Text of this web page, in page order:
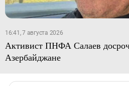
16:41, 7 августа 2026
Активист ПНФА Салаев
Азербайджане